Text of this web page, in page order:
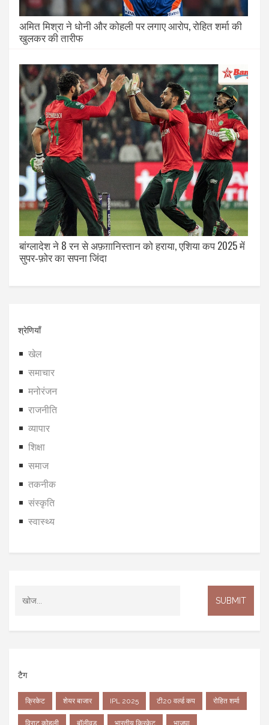
अमित मिश्रा ने धोनी और कोहली पर लगाए आरोप, रोहित शर्मा की
खुलकर की तारीफ
बांग्लादेश ने 8 रन से अफ़ग़ानिस्तान को हराया, एशिया कप 2025 में
सुपर‑फ़ोर का सपना जिंदा
श्रेणियाँ
खेल
समाचार
मनोरंजन
राजनीति
व्यापार
शिक्षा
समाज
तकनीक
संस्कृति
स्वास्थ्य
टैग
क्रिकेट शेयर बाजार IPL 2025 टी20 वर्ल्ड कप रोहित शर्मा
विराट कोहली बॉलीवुड भारतीय क्रिकेट भाजपा